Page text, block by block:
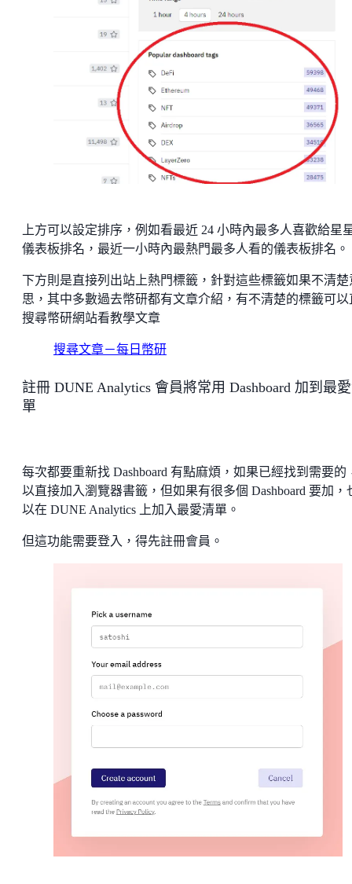
上方可以設定排序，例如看最近 24 小時內最多人喜歡給星
儀表板排名，最近一小時內最熱門最多人看的儀表板排名。
下方則是直接列出站上熱門標籤，針對這些標籤如果不清楚
思，其中多數過去幣研都有文章介紹，有不清楚的標籤可以
搜尋幣研網站看教學文章
搜尋文章－每日幣研
註冊 DUNE Analytics 會員將常用 Dashboard 加到最
單
每次都要重新找 Dashboard 有點麻煩，如果已經找到需要的
以直接加入瀏覽器書籤，但如果有很多個 Dashboard 要加，
以在 DUNE Analytics 上加入最愛清單。
但這功能需要登入，得先註冊會員。